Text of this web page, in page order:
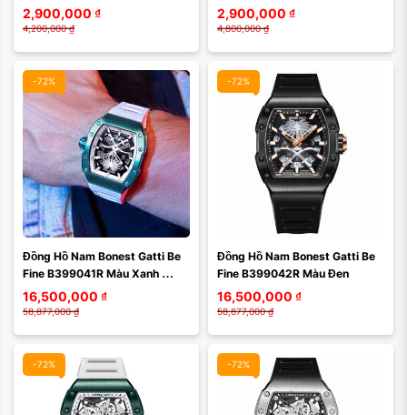
đa năng Vostok Amphibia
170600
2,900,000 ₫
4,200,000 ₫
2,900,000 ₫
4,800,000 ₫
-72%
Đồng Hồ Nam Bonest Gatti Be
Fine B399041R Màu Xanh
Trắng
16,500,000 ₫
58,877,000 ₫
-72%
Đồng Hồ Nam Bonest Gatti Be
Fine B399042R Màu Đen
16,500,000 ₫
58,877,000 ₫
-72%
Màu mặt:
Xóa
-72%
Màu mặt:
Xóa